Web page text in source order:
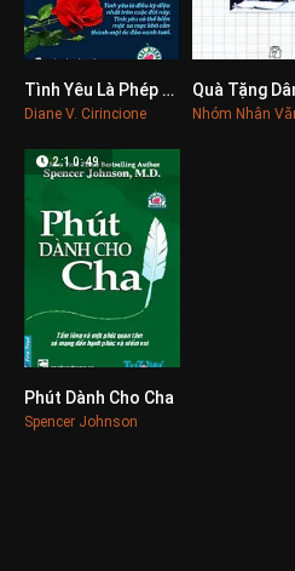
0
Tình Yêu Là Phép Nhiệm Màu
Diane V. Cirincione Nhóm Nhân
0
2:10:49
Phút Dành Cho Cha
Spencer Johnson